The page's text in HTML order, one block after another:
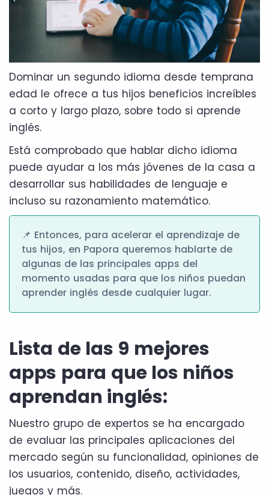
Dominar un segundo idioma desde temprana
edad le ofrece a tus hijos beneficios increíbles
a corto y largo plazo, sobre todo si aprende
inglés.
Está comprobado que hablar dicho idioma
puede ayudar a los más jóvenes de la casa a
desarrollar sus habilidades de lenguaje e
incluso su razonamiento matemático.
📌 Entonces, para acelerar el aprendizaje de
tus hijos, en Papora queremos hablarte de
algunas de las principales apps del
momento usadas para que los niños puedan
aprender inglés desde cualquier lugar.
Lista de las 9 mejores
apps para que los niños
aprendan inglés:
Nuestro grupo de expertos se ha encargado
de evaluar las principales aplicaciones del
mercado según su funcionalidad, opiniones de
los usuarios, contenido, diseño, actividades,
juegos y más.